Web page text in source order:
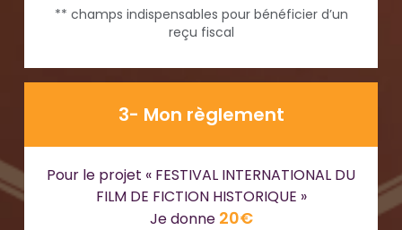
** champs indispensables pour bénéficier d’un
reçu fiscal
3- Mon règlement
Pour le projet « FESTIVAL INTERNATIONAL DU
FILM DE FICTION HISTORIQUE »
Je donne 20€